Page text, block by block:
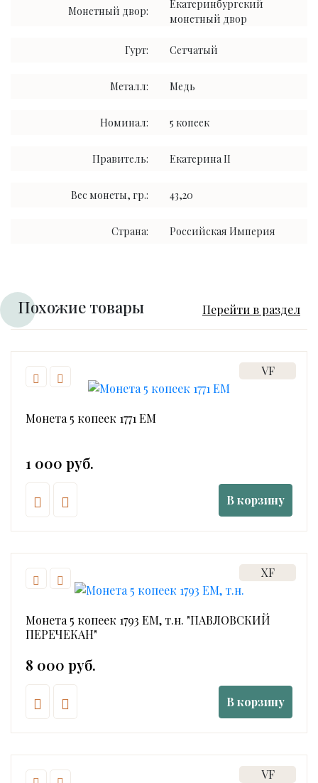
Монетный двор:
Екатеринбургский
монетный двор
Гурт: Сетчатый
Металл: Медь
Номинал: 5 копеек
Правитель: Екатерина II
Вес монеты, гр.: 43,20
Страна: Российская Империя
Похожие товары Перейти в раздел
VF
Монета 5 копеек 1771 ЕМ
1 000 руб.
В корзину
XF
Монета 5 копеек 1793 ЕМ, т.н. "ПАВЛОВСКИЙ
ПЕРЕЧЕКАН"
8 000 руб.
В корзину
VF